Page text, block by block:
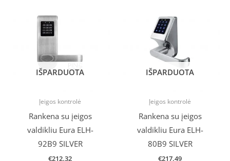
IŠPARDUOTA
Įeigos kontrolė
Rankena su įeigos
valdikliu Eura ELH-
92B9 SILVER
€212.32
IŠPARDUOTA
Įeigos kontrolė
Rankena su įeigos
valdikliu Eura ELH-
80B9 SILVER
€217.49